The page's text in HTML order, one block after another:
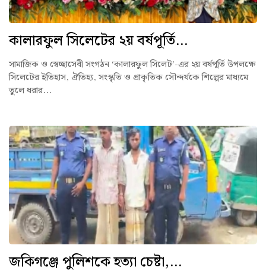
কালারফুল সিলেটের ২য় বর্ষপূর্তি...
সামাজিক ও স্বেচ্ছাসেবী সংগঠন ‘কালারফুল সিলেট’-এর ২য় বর্ষপূর্তি উপলক্ষে
সিলেটের ইতিহাস, ঐতিহ্য, সংস্কৃতি ও প্রাকৃতিক সৌন্দর্যকে শিল্পের মাধ্যমে
তুলে ধরার...
জকিগঞ্জে পুলিশকে হত্যা চেষ্টা,...